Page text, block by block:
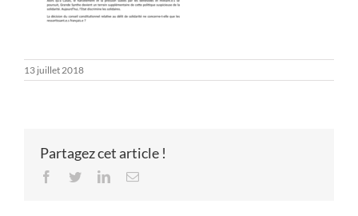
13 juillet 2018
Partagez cet article !
Facebook
TwitterLinkedInEmail